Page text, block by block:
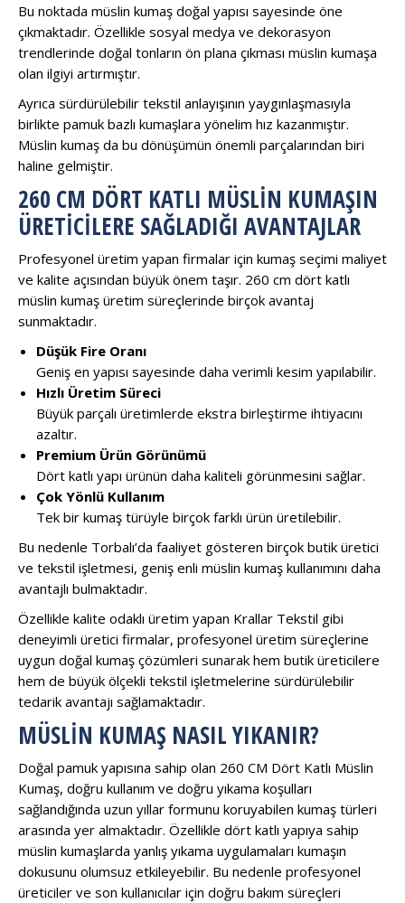
Bu noktada müslin kumaş doğal yapısı sayesinde öne
çıkmaktadır. Özellikle sosyal medya ve dekorasyon
trendlerinde doğal tonların ön plana çıkması müslin kumaşa
olan ilgiyi artırmıştır.
Ayrıca sürdürülebilir tekstil anlayışının yaygınlaşmasıyla
birlikte pamuk bazlı kumaşlara yönelim hız kazanmıştır.
Müslin kumaş da bu dönüşümün önemli parçalarından biri
haline gelmiştir.
260 CM DÖRT KATLI MÜSLIN KUMAŞIN
ÜRETICILERE SAĞLADIĞI AVANTAJLAR
Profesyonel üretim yapan firmalar için kumaş seçimi maliyet
ve kalite açısından büyük önem taşır. 260 cm dört katlı
müslin kumaş üretim süreçlerinde birçok avantaj
sunmaktadır.
Düşük Fire Oranı
Geniş en yapısı sayesinde daha verimli kesim yapılabilir.
Hızlı Üretim Süreci
Büyük parçalı üretimlerde ekstra birleştirme ihtiyacını
azaltır.
Premium Ürün Görünümü
Dört katlı yapı ürünün daha kaliteli görünmesini sağlar.
Çok Yönlü Kullanım
Tek bir kumaş türüyle birçok farklı ürün üretilebilir.
Bu nedenle Torbalı’da faaliyet gösteren birçok butik üretici
ve tekstil işletmesi, geniş enli müslin kumaş kullanımını daha
avantajlı bulmaktadır.
Özellikle kalite odaklı üretim yapan Krallar Tekstil gibi
deneyimli üretici firmalar, profesyonel üretim süreçlerine
uygun doğal kumaş çözümleri sunarak hem butik üreticilere
hem de büyük ölçekli tekstil işletmelerine sürdürülebilir
tedarik avantajı sağlamaktadır.
MÜSLIN KUMAŞ NASIL YIKANIR?
Doğal pamuk yapısına sahip olan 260 CM Dört Katlı Müslin
Kumaş, doğru kullanım ve doğru yıkama koşulları
sağlandığında uzun yıllar formunu koruyabilen kumaş türleri
arasında yer almaktadır. Özellikle dört katlı yapıya sahip
müslin kumaşlarda yanlış yıkama uygulamaları kumaşın
dokusunu olumsuz etkileyebilir. Bu nedenle profesyonel
üreticiler ve son kullanıcılar için doğru bakım süreçleri